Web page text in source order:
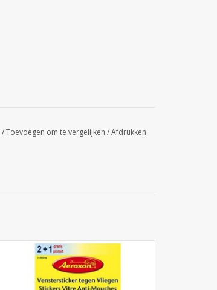
/Toevoegen om te vergelijken /Afdrukken
Venstersticker tegen vliegen 3st. - Aeroxon
TOEVOEGEN AAN WINKELWAGEN